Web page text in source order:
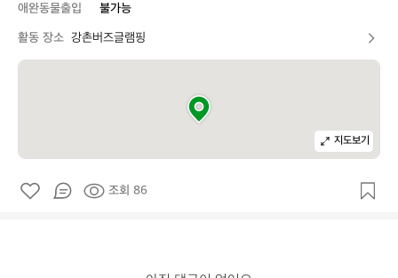
애완동물출입
불가능
활동 장소 강촌버즈글램핑
지도보기
조회 86